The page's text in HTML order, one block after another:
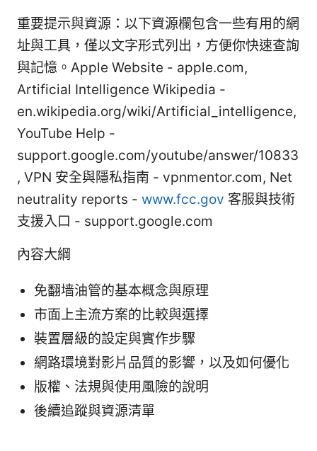
重要提示與資源：以下資源欄包含一些有用的網
址與工具，僅以文字形式列出，方便你快速查詢
與記憶。Apple Website - apple.com,
Artificial Intelligence Wikipedia -
en.wikipedia.org/wiki/Artificial_intelligence,
YouTube Help -
support.google.com/youtube/answer/10833
, VPN 安全與隱私指南 - vpnmentor.com, Net
neutrality reports - www.fcc.gov 客服與技術
支援入口 - support.google.com
內容大綱
免翻墙油管的基本概念與原理
市面上主流方案的比較與選擇
裝置層級的設定與實作步驟
網路環境對影片品質的影響，以及如何優化
版權、法規與使用風險的說明
後續追蹤與資源清單